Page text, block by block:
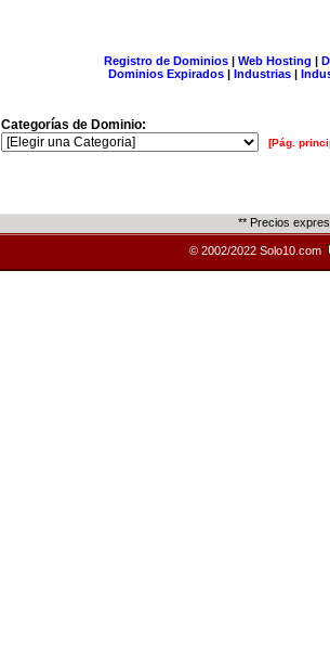
Registro de Dominios| Web Hosting |
Dominios Expirados | Industrias |
Categorías de Dominio:
[Pág.
** Precios
© 2002/2022 Solo10.com